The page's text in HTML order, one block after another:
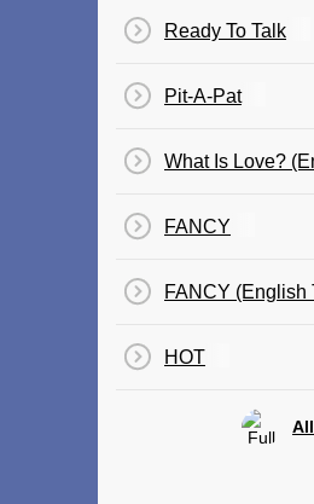
Ready To Talk
Pit-A-Pat
What Is Love?
FANCY
FANCY (English
HOT